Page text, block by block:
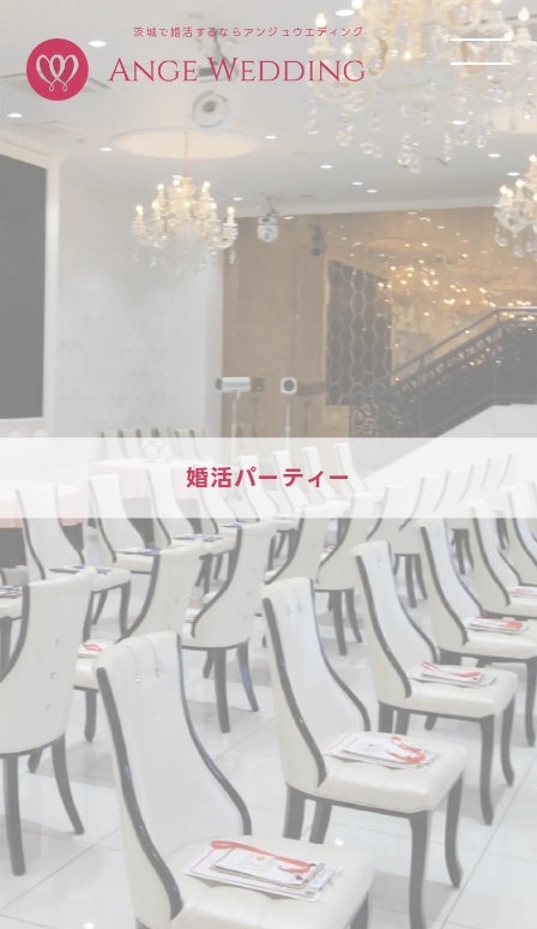
茨城で婚活するならアンジュウエディング
婚活パーティー